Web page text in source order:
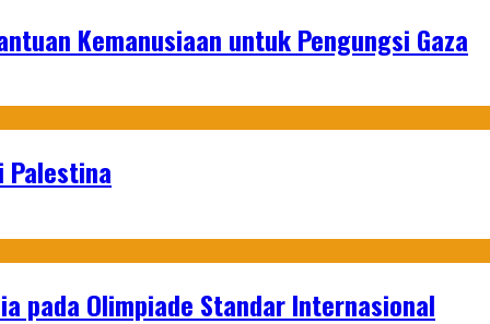
Kemanusiaan untuk Pengungsi Gaza
Palestina
pada Olimpiade Standar Internasional